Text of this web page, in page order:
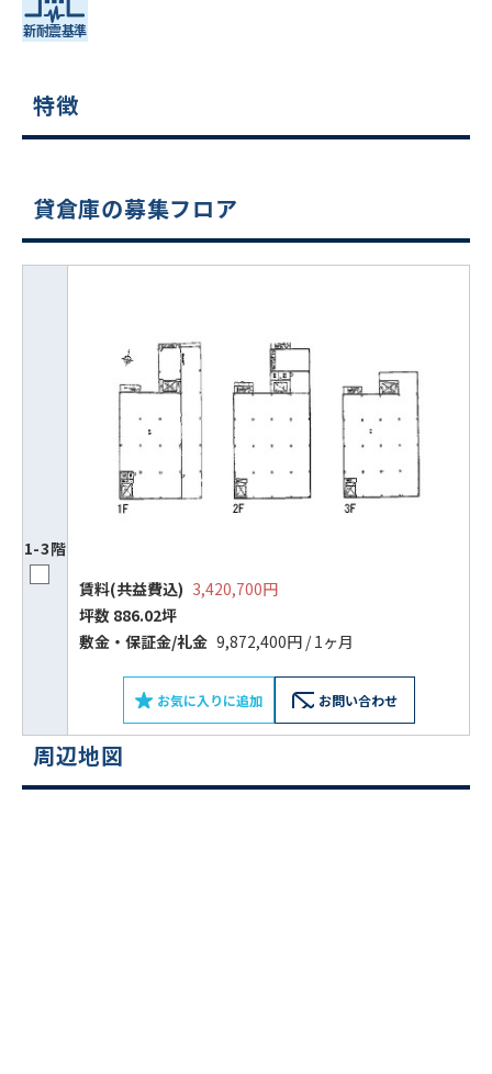
特徴
貸倉庫の募集フロア
1-3階
賃料(共益費込) 3,420,700円
坪数 886.02坪
敷⾦‧保証⾦/礼⾦ 9,872,400円 / 1ヶ月
お気に入りに追加 お問い合わせ
周辺地図